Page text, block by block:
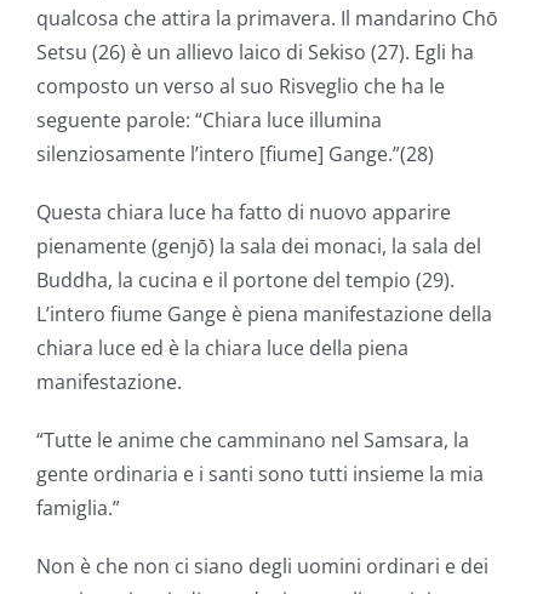
qualcosa che attira la primavera. Il mandarino Chō
Setsu (26) è un allievo laico di Sekiso (27). Egli ha
composto un verso al suo Risveglio che ha le
seguente parole: “Chiara luce illumina
silenziosamente l’intero [fiume] Gange.”(28)
Questa chiara luce ha fatto di nuovo apparire
pienamente (genjō) la sala dei monaci, la sala del
Buddha, la cucina e il portone del tempio (29).
L’intero fiume Gange è piena manifestazione della
chiara luce ed è la chiara luce della piena
manifestazione.
“Tutte le anime che camminano nel Samsara, la
gente ordinaria e i santi sono tutti insieme la mia
famiglia.”
Non è che non ci siano degli uomini ordinari e dei